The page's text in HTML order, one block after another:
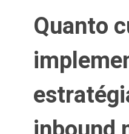
Quanto